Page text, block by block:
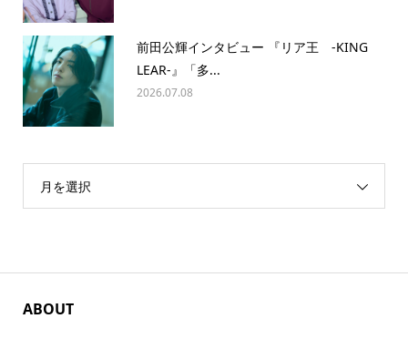
前田公輝インタビュー 『リア王 -KING
LEAR-』「多...
2026.07.08
月を選択
ABOUT